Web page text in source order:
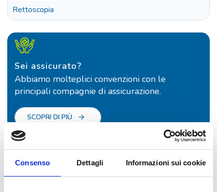
Consenso Dettagli Informazioni sui cookie
Rettoscopia
Sei assicurato?
Abbiamo molteplici convenzioni con le
principali compagnie di assicurazione.
SCOPRI DI PIÙ
Gli altri medici